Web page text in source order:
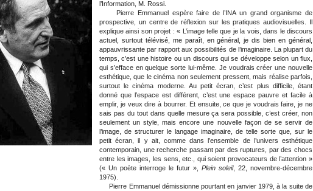
l’Information, M. Rossi.
Pierre Emmanuel espère faire de l’INA un grand organisme de
prospective, un centre de réflexion sur les pratiques audiovisuelles. Il
explique ainsi son projet : « L’image telle que je la vois, dans le discours
actuel, surtout télévisé, me paraît, en général, je dis bien en général,
appauvrissante par rapport aux possibilités de l’imaginaire. La plupart du
temps, c’est une histoire ou un discours qui se développe selon un flux,
qui s’efface en quelque sorte lui-même. Je voudrais créer une nouvelle
esthétique, que le cinéma non seulement pressent, mais réalise parfois,
surtout le cinéma moderne. Au petit écran, c’est plus difficile, étant
donné que l’espace est différent, c’est une espace pauvre et facile à
emplir, je veux dire à bourrer. Et ensuite, ce que je voudrais faire, je ne
sais pas du tout dans quelle mesure ça sera possible, c’est créer, non
seulement un style, mais encore une nouvelle façon de se servir de
l’image, de structurer le langage imaginaire, de telle sorte que, sur le
petit écran, il y ait, comme dans l’ensemble de l’univers esthétique
contemporain, une recherche passant par des ruptures, par des chocs
entre les images, les sens, etc., qui soient provocateurs de l’attention »
(« Un poète interroge le futur », Plein soleil, 22, novembre-décembre
1975).
Pierre Emmanuel démissionne pourtant en janvier 1979, à la suite de